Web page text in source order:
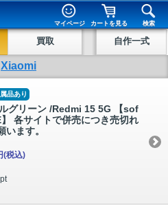
マイページ カートを見る 検索
買取 自作一式
Xiaomi
品あり
グリーン /Redmi 15 5G 【sof
各サイトで併売につき売切れ
います。
(税込)